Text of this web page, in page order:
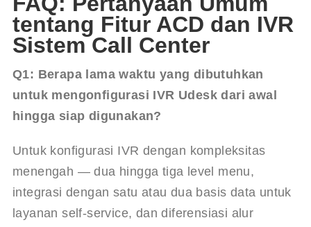
tentang Fitur ACD dan IVR
Sistem Call Center
Q1: Berapa lama waktu yang dibutuhkan
untuk mengonfigurasi IVR Udesk dari awal
hingga siap digunakan?
Untuk konfigurasi IVR dengan kompleksitas
menengah — dua hingga tiga level menu,
integrasi dengan satu atau dua basis data untuk
layanan self-service, dan diferensiasi alur